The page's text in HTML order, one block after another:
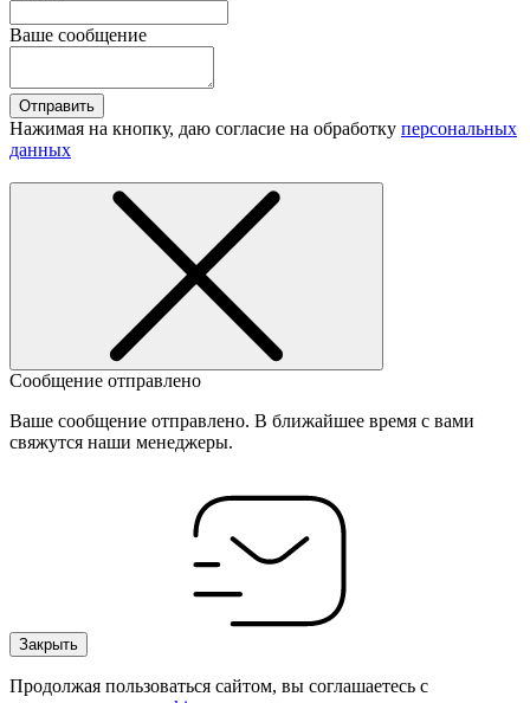
Ваше сообщение
Отправить
Нажимая на кнопку, даю согласие на обработку персональных
данных
Сообщение отправлено
Ваше сообщение отправлено. В ближайшее время с вами
свяжутся наши менеджеры.
Закрыть
Продолжая пользоваться сайтом, вы соглашаетесь с